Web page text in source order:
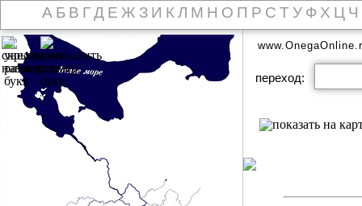
А Б В Г Д Е Ж З И К Л М Н О П Р С Т У Ф Х Ц Ч
переход: